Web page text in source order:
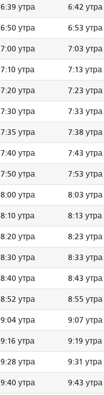
6:39 утра 6:42 утра
6:50 утра 6:53 утра
7:00 утра 7:03 утра
7:10 утра 7:13 утра
7:20 утра 7:23 утра
7:30 утра 7:33 утра
7:35 утра 7:38 утра
7:40 утра 7:43 утра
7:50 утра 7:53 утра
8:00 утра 8:03 утра
8:10 утра 8:13 утра
8:20 утра 8:23 утра
8:30 утра 8:33 утра
8:40 утра 8:43 утра
8:52 утра 8:55 утра
9:04 утра 9:07 утра
9:16 утра 9:19 утра
9:28 утра 9:31 утра
9:40 утра 9:43 утра